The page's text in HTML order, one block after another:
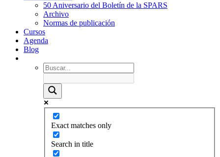
50 Aniversario del Boletín de la SPARS
Archivo
Normas de publicación
Cursos
Agenda
Blog
Exact matches only
Search in title